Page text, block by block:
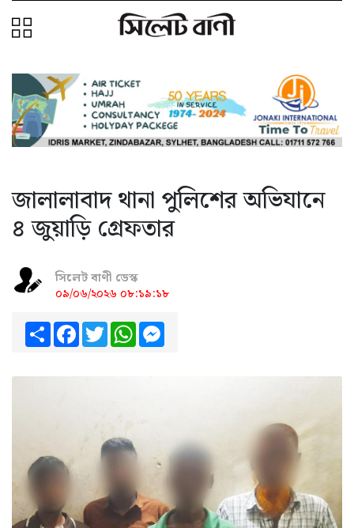
জালালাবাদ থানা পুলিশের অভিযানে
৪ জুয়াড়ি গ্রেফতার
সিলেট বাণী ডেস্ক
০৯/০৬/২০২৬ ০৮:১৯:১৮
ShareFacebook
TwitterWhatsApp